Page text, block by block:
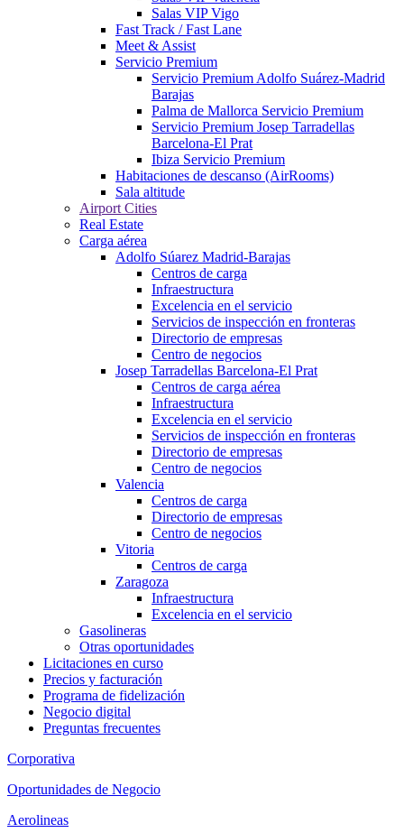
Salas VIP Vigo
Fast Track / Fast Lane
Meet & Assist
Servicio Premium
Servicio Premium Adolfo Suárez-Madrid
Barajas
Palma de Mallorca Servicio Premium
Servicio Premium Josep Tarradellas
Barcelona-El Prat
Ibiza Servicio Premium
Habitaciones de descanso (AirRooms)
Sala altitude
Airport Cities
Real Estate
Carga aérea
Adolfo Súarez Madrid-Barajas
Centros de carga
Infraestructura
Excelencia en el servicio
Servicios de inspección en fronteras
Directorio de empresas
Centro de negocios
Josep Tarradellas Barcelona-El Prat
Centros de carga aérea
Infraestructura
Excelencia en el servicio
Servicios de inspección en fronteras
Directorio de empresas
Centro de negocios
Valencia
Centros de carga
Directorio de empresas
Centro de negocios
Vitoria
Centros de carga
Zaragoza
Infraestructura
Excelencia en el servicio
Gasolineras
Otras oportunidades
Licitaciones en curso
Precios y facturación
Programa de fidelización
Negocio digital
Preguntas frecuentes
Corporativa
Oportunidades de Negocio
Aerolineas